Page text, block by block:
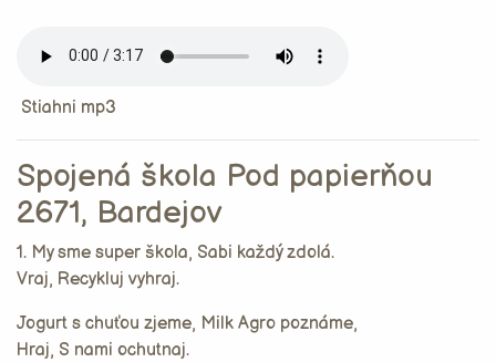
Stiahni mp3
Spojená škola Pod papierňou
2671, Bardejov
1. My sme super škola, Sabi každý zdolá.
Vraj, Recykluj vyhraj.
Jogurt s chuťou zjeme, Milk Agro poznáme,
Hraj, S nami ochutnaj.